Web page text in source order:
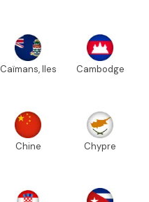
Caïmans, Iles Cambodge
Chine Chypre